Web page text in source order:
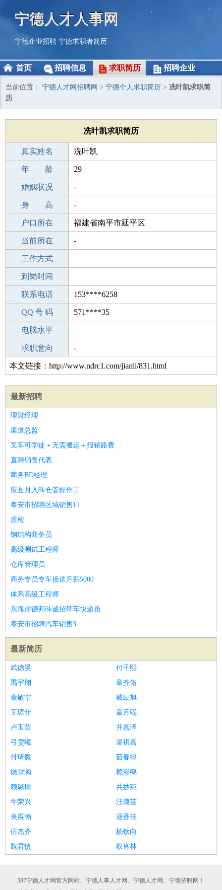
宁德人才人事网
宁德企业招聘 宁德求职者简历
首页 招聘信息 求职简历 招聘企业
当前位置： 宁德人才网招聘网 > 宁德个人求职简历 > 冼叶凯求职简
历
冼叶凯求职简历
真实姓名 冼叶凯
性 别 男
年 龄 29
出生年月 1997-01-29
婚姻状况 -
学 历 初中
身 高 -
毕业学校 眉山市东坡区尚义镇中店中学
户口所在 福建省南平市延平区
所学专业 -
当前所在 -
工作经验
工作方式
驾 照
到岗时间
期望月薪
联系电话 153****6258
手机号码 153****6258
QQ 号 码 571****35
微信号码
电脑水平
外语水平
求职意向 -
本文链接：http://www.ndrc1.com/jianli/831.html
最新招聘
理财经理
渠道总监
叉车可学徒＋无需搬运＋报销路费
直聘销售代表
商务BD经理
应县月入8k仓管操作工
泰安市招聘区域销售11
质检
钢结构商务员
高级测试工程师
仓库管理员
商务专员专车接送月薪5000
体系高级工程师
东海岸德邦6k诚招带车快递员
泰安市招聘汽车销售3
最新简历
武德昊
付千熙
禹宇翔
章齐佑
秦敬宁
戴励旭
王珺菲
章月聪
卢玉芸
井嘉泽
弓雯曦
凌祺嘉
付琦微
茹春绿
饶雪瀚
赖彩鸣
赖璐瑜
共妙宛
牛荣兴
汪璐芸
央展瀚
逯香佳
伍杰齐
杨钦向
魏君慎
权肖林
597宁德人才网官方网站、宁德人事人才网、宁德人才网、宁德招聘网！